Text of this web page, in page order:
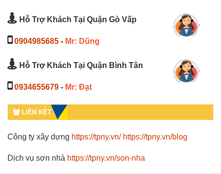
Hỗ Trợ Khách Tại Quận Gò Vấp
0904985685 - Mr: Dũng
Hỗ Trợ Khách Tại Quận Bình Tân
0934655679 - Mr: Đạt
LIÊN KẾT
Công ty xây dựng https://tpny.vn/ https://tpny.vn/blog
Dịch vụ sơn nhà https://tpny.vn/son-nha